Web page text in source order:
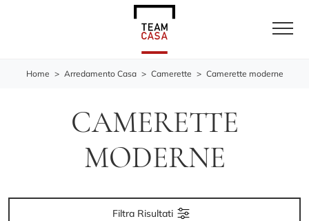
Home > Arredamento Casa > Camerette > Camerette moderne
CAMERETTE
MODERNE
Filtra Risultati